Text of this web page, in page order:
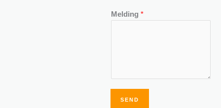
Melding *
SEND